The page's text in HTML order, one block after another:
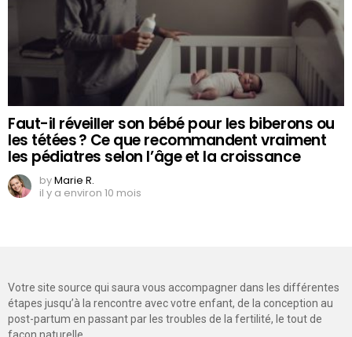
Faut-il réveiller son bébé pour les biberons ou
les tétées ? Ce que recommandent vraiment
les pédiatres selon l’âge et la croissance
byMarie R.
il y a environ 10 mois
Votre site source qui saura vous accompagner dans les différentes
étapes jusqu’à la rencontre avec votre enfant, de la conception au
post-partum en passant par les troubles de la fertilité, le tout de